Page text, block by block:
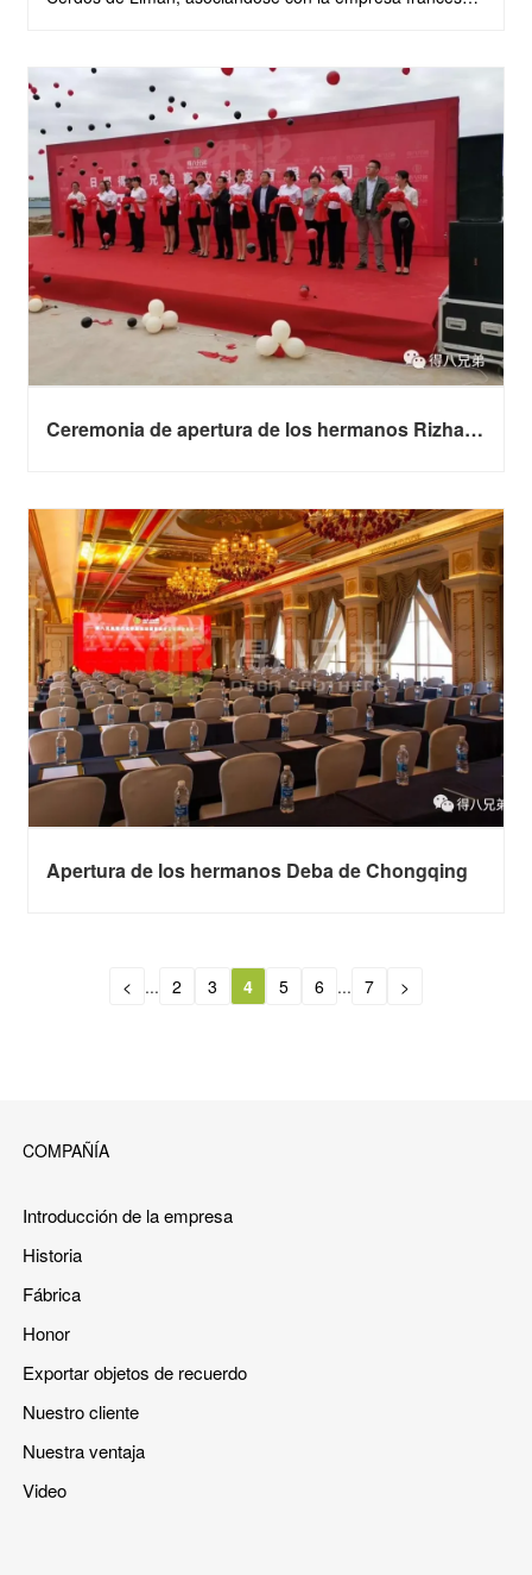
Ceremonia de apertura de los hermanos Rizhao
Apertura de los hermanos Deba de Chongqing
< ... 2 3 4 5 6 ... 7 >
COMPAÑÍA
Introducción de la empresa
Historia
Fábrica
Honor
Exportar objetos de recuerdo
Nuestro cliente
Nuestra ventaja
Video